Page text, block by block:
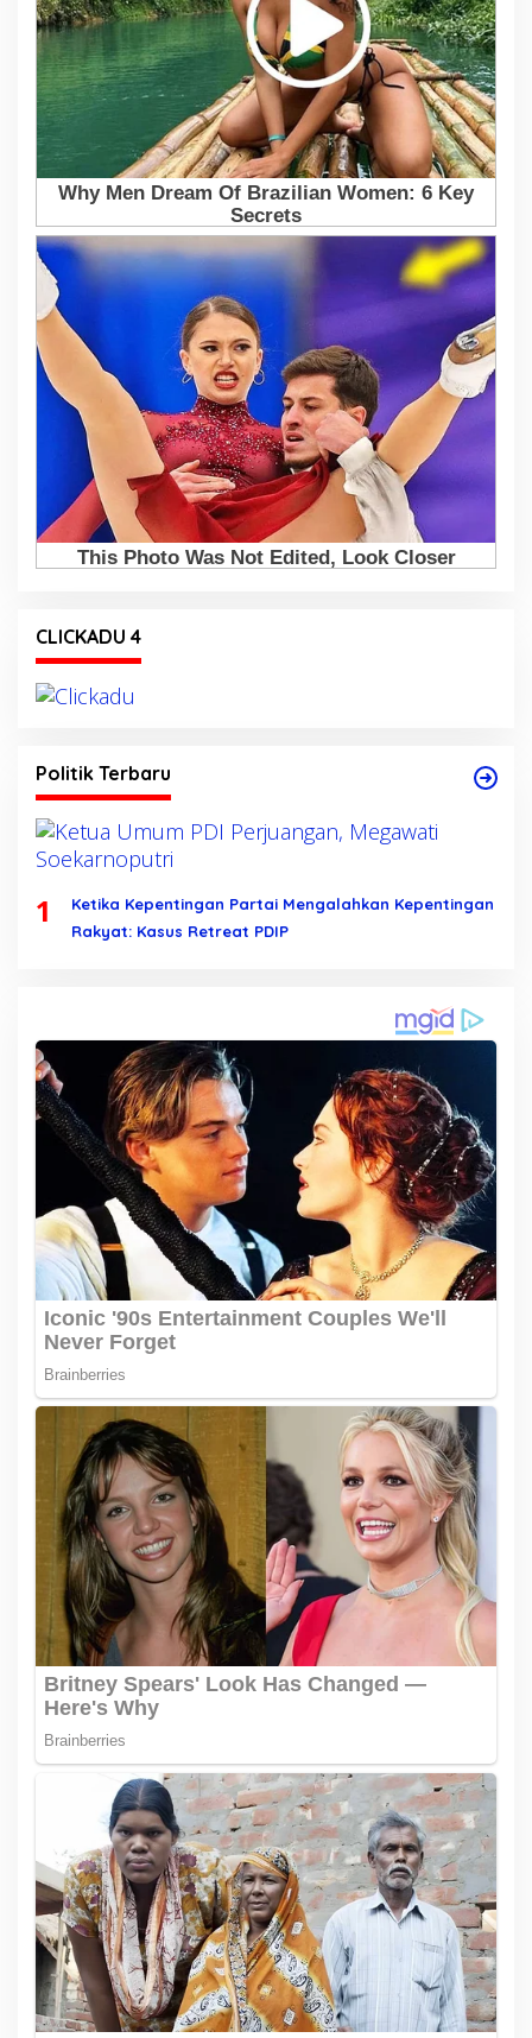
CLICKADU 4
Politik Terbaru
1
Ketika Kepentingan Partai Mengalahkan Kepentingan
Rakyat: Kasus Retreat PDIP